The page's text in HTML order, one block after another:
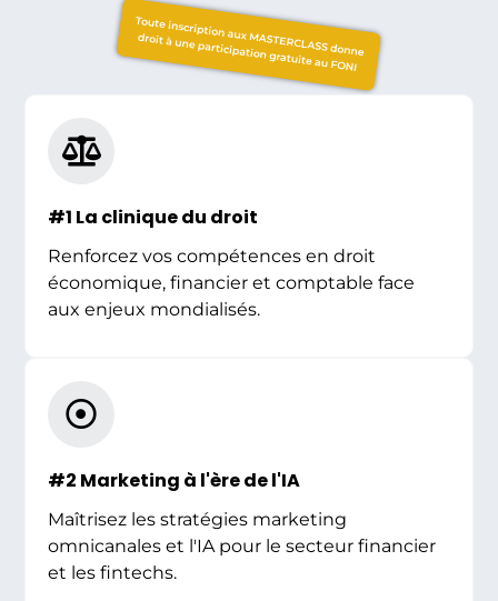
Toute inscription aux MASTERCLASS donne
droit à une participation gratuite au FONI
#1 La clinique du droit
Renforcez vos compétences en droit
économique, financier et comptable face
aux enjeux mondialisés.
#2 Marketing à l'ère de l'IA
Maîtrisez les stratégies marketing
omnicanales et l'IA pour le secteur financier
et les fintechs.